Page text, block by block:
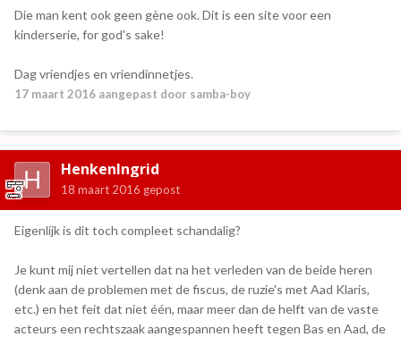
Die man kent ook geen gène ook. Dit is een site voor een
kinderserie, for god's sake!
Dag vriendjes en vriendinnetjes.
17 maart 2016 aangepast door samba-boy
HenkenIngrid
18 maart 2016 gepost
Eigenlijk is dit toch compleet schandalig?
Je kunt mij niet vertellen dat na het verleden van de beide heren
(denk aan de problemen met de fiscus, de ruzie's met Aad Klaris,
etc.) en het feit dat niet één, maar meer dan de helft van de vaste
acteurs een rechtszaak aangespannen heeft tegen Bas en Aad, de